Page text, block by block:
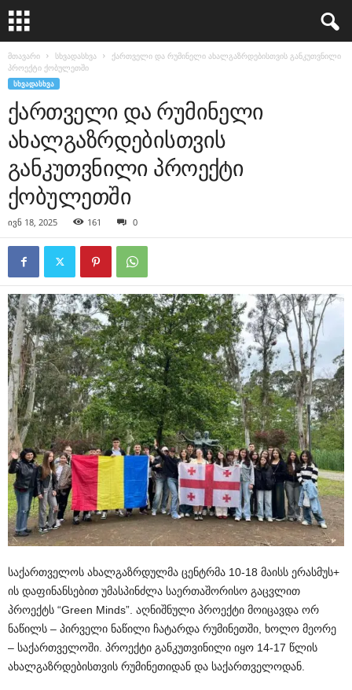
მთავარი სხვადასხვა
ქართველი და რუმინელი ახალგაზრდებისთვის განკუთვნილი
პროექტი ქობულეთში
ᲡᲮᲕᲐᲓᲐᲡᲮᲕᲐ
ქართველი და რუმინელი
ახალგაზრდებისთვის
განკუთვნილი პროექტი
ქობულეთში
ივნ 18, 2025 161 0
საქართველოს ახალგაზრდულმა ცენტრმა 10-18 მაისს ერასმუს+
ის დაფინანსებით უმასპინძლა საერთაშორისო გაცვლით
პროექტს “Green Minds”. აღნიშნული პროექტი მოიცავდა ორ
ნაწილს – პირველი ნაწილი ჩატარდა რუმინეთში, ხოლო მეორე
– საქართველოში. პროექტი განკუთვინილი იყო 14-17 წლის
ახალგაზრდებისთვის რუმინეთიდან და საქართველოდან.